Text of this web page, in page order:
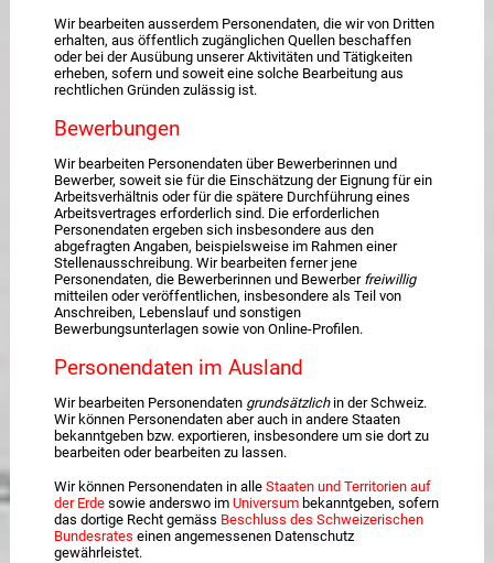
Wir bearbeiten ausserdem Personendaten, die wir von Dritten
erhalten, aus öffentlich zugänglichen Quellen beschaffen
oder bei der Ausübung unserer Aktivitäten und Tätigkeiten
erheben, sofern und soweit eine solche Bearbeitung aus
rechtlichen Gründen zulässig ist.
Bewerbungen
Wir bearbeiten Personendaten über Bewerberinnen und
Bewerber, soweit sie für die Einschätzung der Eignung für ein
Arbeitsverhältnis oder für die spätere Durchführung eines
Arbeitsvertrages erforderlich sind. Die erforderlichen
Personendaten ergeben sich insbesondere aus den
abgefragten Angaben, beispielsweise im Rahmen einer
Stellenausschreibung. Wir bearbeiten ferner jene
Personendaten, die Bewerberinnen und Bewerber freiwillig
mitteilen oder veröffentlichen, insbesondere als Teil von
Anschreiben, Lebenslauf und sonstigen
Bewerbungsunterlagen sowie von Online-Profilen.
Personendaten im Ausland
Wir bearbeiten Personendaten grundsätzlichin der Schweiz.
Wir können Personendaten aber auch in andere Staaten
bekanntgeben bzw. exportieren, insbesondere um sie dort zu
bearbeiten oder bearbeiten zu lassen.
Wir können Personendaten in alle Staaten und Territorien auf
der Erdesowie anderswo im Universumbekanntgeben, sofern
das dortige Recht gemäss Beschluss des Schweizerischen
Bundesrates einen angemessenen Datenschutz
gewährleistet.